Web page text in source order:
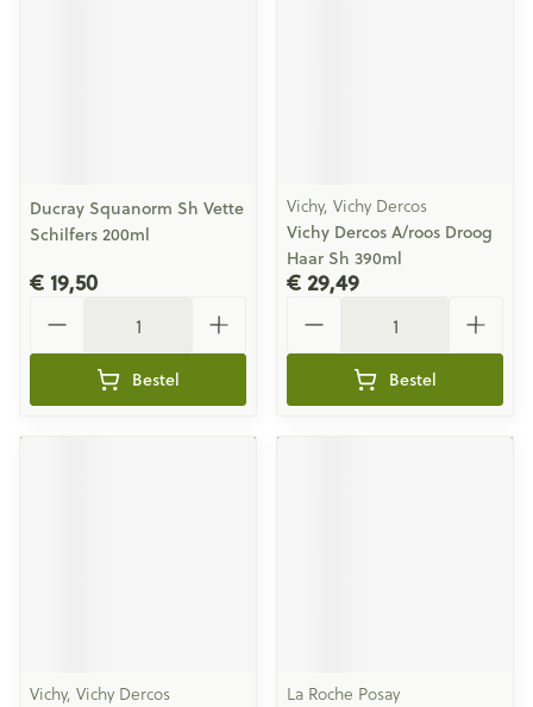
Ducray Squanorm Sh Vette
Schilfers 200ml
€ 19,50
Bestel
Vichy, Vichy Dercos
Vichy Dercos A/roos Droog
Haar Sh 390ml
€ 29,49
Bestel
Vichy, Vichy Dercos La Roche Posay